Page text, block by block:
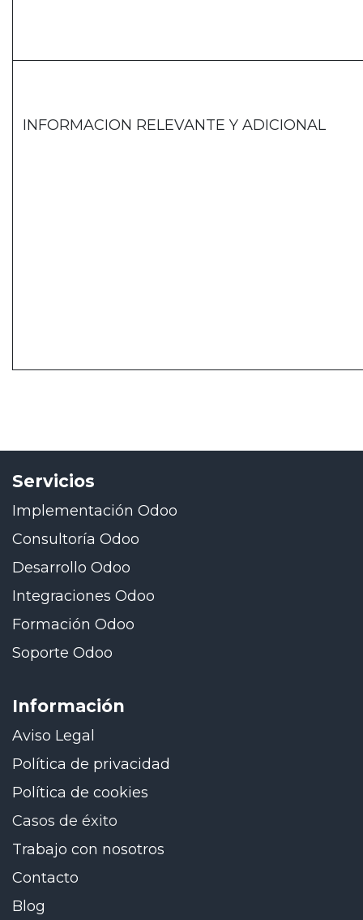
INFORMACION RELEVANTE Y ADICIONAL
Servicios
Implementación Odoo
Consultoría Odoo
Desarrollo Odoo
Integraciones Odoo
Formación Odoo
Soporte Odoo
Información
Aviso Legal
Política de privacidad
Política de cookies
Casos de éxito
Trabajo con nosotros
Contacto
Blog